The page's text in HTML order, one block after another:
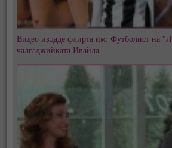
Видео издаде флирта им: Футболист на
чалгаджийката Ивайла